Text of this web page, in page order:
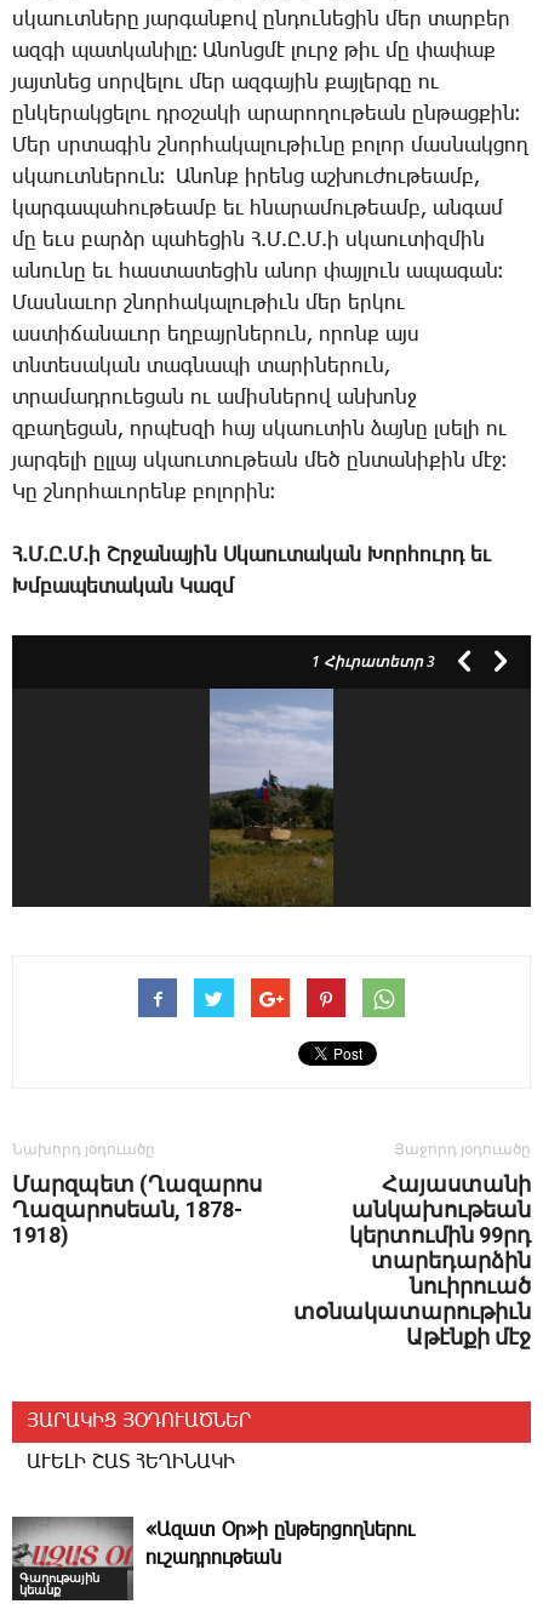
սկաուտները յարգանքով ընդունեցին մեր տարբեր
ազգի պատկանիլը։ Անոնցմէ լուրջ թիւ մը փափաք
յայտնեց սորվելու մեր ազգային քայլերգը ու
ընկերակցելու դրօշակի արարողութեան ընթացքին։
Մեր սրտագին շնորհակալութիւնը բոլոր մասնակցող
սկաուտներուն։ Անոնք իրենց աշխուժութեամբ,
կարգապահութեամբ եւ հնարամութեամբ, անգամ
մը եւս բարձր պահեցին Հ.Մ.Ը.Մ.ի սկաուտիզմին
անունը եւ հաստատեցին անոր փայլուն ապագան։
Մասնաւոր շնորհակալութիւն մեր երկու
աստիճանաւոր եղբայրներուն, որոնք այս
տնտեսական տագնապի տարիներուն,
տրամադրուեցան ու ամիսներով անխոնջ
զբաղեցան, որպէսզի հայ սկաուտին ձայնը լսելի ու
յարգելի ըլլայ սկաուտութեան մեծ ընտանիքին մէջ։
Կը շնորհաւորենք բոլորին։
Հ.Մ.Ը.Մ.ի Շրջանային Սկաուտական Խորհուրդ եւ
Խմբապետական Կազմ
1 Հիւրատետր 3
Նախորդ յօդուածը
Մարզպետ (Ղազարոս
Ղազարոսեան, 1878-
1918)
Յաջորդ յօդուածը
Հայաստանի
անկախութեան
կերտումին 99րդ
տարեդարձին
նուիրուած
տօնակատարութիւն
Աթէնքի մէջ
ՅԱՐԱԿԻՑ ՅՕԴՈՒԱԾՆԵՐ
ԱՒԵԼԻ ՇԱՏ ՀԵՂԻՆԱԿԻ
Գաղութային
կեանք
«Ազատ Օր»ի ընթերցողներու
ուշադրութեան